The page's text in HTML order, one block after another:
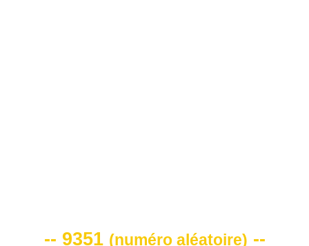
-- 9351 (numéro aléatoire) --